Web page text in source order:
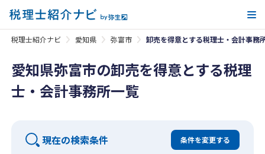
税理士紹介ナビ 愛知県 弥富市 卸売を得意とする税理士・会計事務
愛知県弥富市の卸売を得意とする税理
士・会計事務所一覧
現在の検索条件 条件を変更する